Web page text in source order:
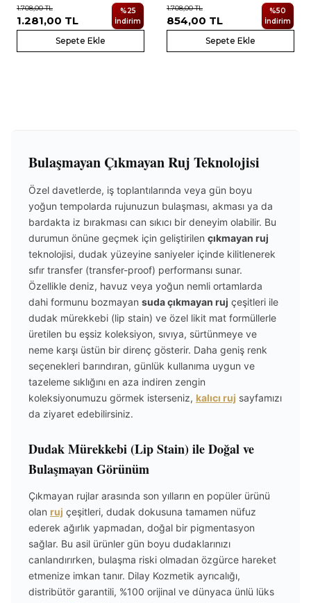
1.708,00TL
1.281,00 TL
%25
İndirim
Sepete Ekle
1.708,00TL
854,00 TL
%50
İndirim
Sepete Ekle
Bulaşmayan Çıkmayan Ruj Teknolojisi
Özel davetlerde, iş toplantılarında veya gün boyu
yoğun tempolarda rujunuzun bulaşması, akması ya da
bardakta iz bırakması can sıkıcı bir deneyim olabilir. Bu
durumun önüne geçmek için geliştirilen çıkmayan ruj
teknolojisi, dudak yüzeyine saniyeler içinde kilitlenerek
sıfır transfer (transfer-proof) performansı sunar.
Özellikle deniz, havuz veya yoğun nemli ortamlarda
dahi formunu bozmayan suda çıkmayan ruj çeşitleri ile
dudak mürekkebi (lip stain) ve özel likit mat formüllerle
üretilen bu eşsiz koleksiyon, sıvıya, sürtünmeye ve
neme karşı üstün bir direnç gösterir. Daha geniş renk
seçenekleri barındıran, günlük kullanıma uygun ve
tazeleme sıklığını en aza indiren zengin
koleksiyonumuzu görmek isterseniz, kalıcı ruj sayfamızı
da ziyaret edebilirsiniz.
Dudak Mürekkebi (Lip Stain) ile Doğal ve
Bulaşmayan Görünüm
Çıkmayan rujlar arasında son yılların en popüler ürünü
olan ruj çeşitleri, dudak dokusuna tamamen nüfuz
ederek ağırlık yapmadan, doğal bir pigmentasyon
sağlar. Bu asil ürünler gün boyu dudaklarınızı
canlandırırken, bulaşma riski olmadan özgürce hareket
etmenize imkan tanır. Dilay Kozmetik ayrıcalığı,
distribütör garantili, %100 orijinal ve dünyaca ünlü lüks